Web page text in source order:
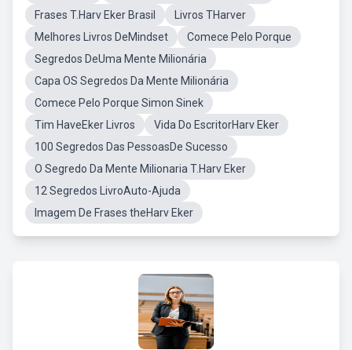
Frases T.Harv Eker Brasil
Livros THarver
Melhores Livros DeMindset
Comece Pelo Porque
Segredos DeUma Mente Milionária
Capa OS Segredos Da Mente Milionária
Comece Pelo Porque Simon Sinek
Tim HaveEker Livros
Vida Do EscritorHarv Eker
100 Segredos Das PessoasDe Sucesso
O Segredo Da Mente Milionaria T.Harv Eker
12 Segredos LivroAuto-Ajuda
Imagem De Frases theHarv Eker